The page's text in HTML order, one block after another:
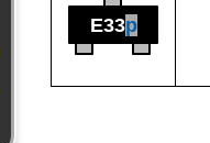
E33p